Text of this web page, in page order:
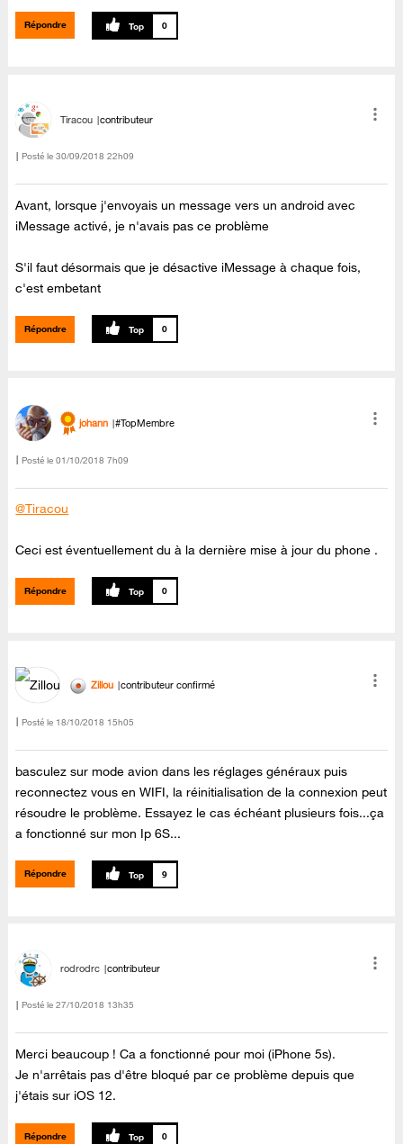
Répondre 0
Tiracou contributeur
Posté le ‎30/09/2018 22h09
Avant, lorsque j'envoyais un message vers un android avec
iMessage activé, je n'avais pas ce problème
S'il faut désormais que je désactive iMessage à chaque fois,
c'est embetant
Répondre 0
johann #TopMembre
Posté le ‎01/10/2018 7h09
@Tiracou
Ceci est éventuellement du à la dernière mise à jour du phone .
Répondre 0
Zillou contributeur confirmé
Posté le ‎18/10/2018 15h05
basculez sur mode avion dans les réglages généraux puis
reconnectez vous en WIFI, la réinitialisation de la connexion peut
résoudre le problème. Essayez le cas échéant plusieurs fois...ça
a fonctionné sur mon Ip 6S...
Répondre 9
rodrodrc contributeur
Posté le ‎27/10/2018 13h35
Merci beaucoup ! Ca a fonctionné pour moi (iPhone 5s).
Je n'arrêtais pas d'être bloqué par ce problème depuis que
j'étais sur iOS 12.
Répondre 0